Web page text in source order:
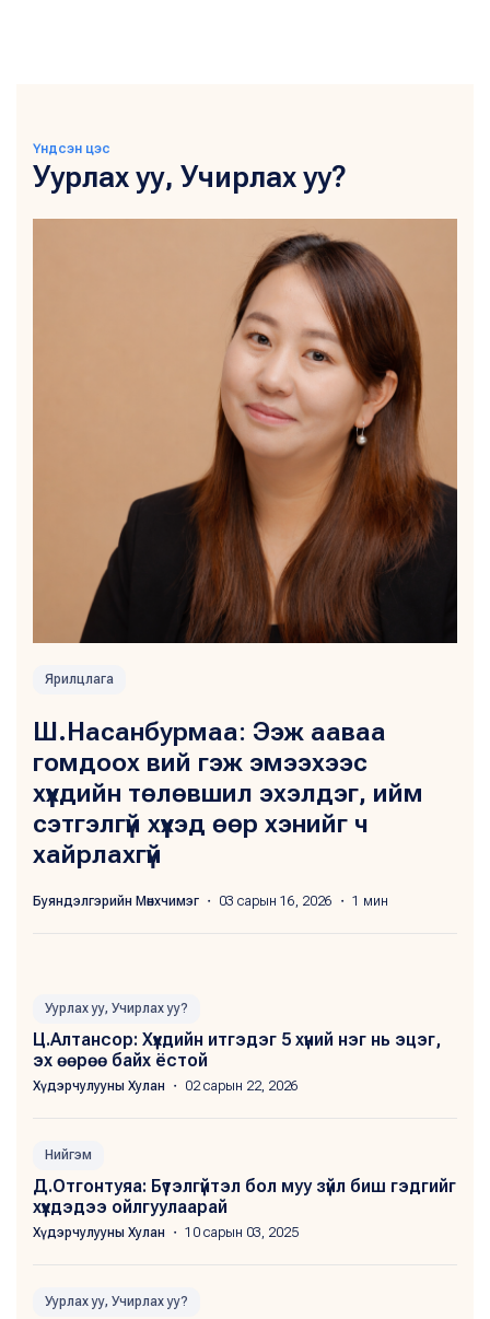
Үндсэн цэс
Уурлах уу, Учирлах уу?
Ярилцлага
Ш.Насанбурмаа: Ээж ааваа
гомдоох вий гэж эмээхээс
хүүхдийн төлөвшил эхэлдэг, ийм
сэтгэлгүй хүүхэд өөр хэнийг ч
хайрлахгүй
Буяндэлгэрийн Мөнхчимэг ・ 03 сарын 16, 2026 ・ 1 мин
Уурлах уу, Учирлах уу?
Ц.Алтансор: Хүүхдийн итгэдэг 5 хүний нэг нь эцэг,
эх өөрөө байх ёстой
Хүдэрчулууны Хулан ・ 02 сарын 22, 2026
Нийгэм
Д.Отгонтуяа: Бүтэлгүйтэл бол муу зүйл биш гэдгийг
хүүхдэдээ ойлгуулаарай
Хүдэрчулууны Хулан ・ 10 сарын 03, 2025
Уурлах уу, Учирлах уу?